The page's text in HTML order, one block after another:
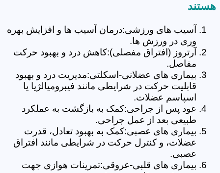
هستند
آسیب های ورزشی:درمان آسیب ها و افزایش بهره
وری در ورزش ها.
آرتروز (افتراق مفصلی):کاهش درد و بهبود حرکت
مفاصل.
بیماری های عضلانی-اسکلتی:مدیریت درد و بهبود
قابلیت حرکت در شرایطی مانند فیبرومیالژیا یا
اسپاسم عضلات.
عود پس از جراحی:کمک به بازگشت به عملکرد
طبیعی بعد از عمل جراحی.
بیماری های عصبی:کمک به بهبود تعادل، قدرت
عضلات، و کنترل حرکت در شرایطی مانند افتراق
عصبی.
بیماری های قلبی-عروقی:تمرینات هوازی جهت